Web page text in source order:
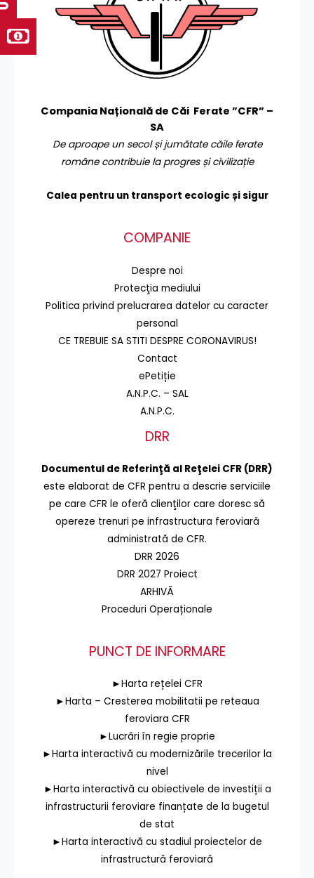
Compania Națională de Căi Ferate ”CFR” –
SA
De aproape un secol și jumătate căile ferate
române contribuie la progres și civilizație
Calea pentru un transport ecologic și sigur
COMPANIE
Despre noi
Protecţia mediului
Politica privind prelucrarea datelor cu caracter
personal
CE TREBUIE SA STITI DESPRE CORONAVIRUS!
Contact
ePetiție
A.N.P.C. – SAL
A.N.P.C.
DRR
Documentul de Referinţă al Reţelei CFR (DRR)
este elaborat de CFR pentru a descrie serviciile
pe care CFR le oferă clienţilor care doresc să
opereze trenuri pe infrastructura feroviară
administrată de CFR.
DRR 2026
DRR 2027 Proiect
ARHIVĂ
Proceduri Operaționale
PUNCT DE INFORMARE
►Harta rețelei CFR
►Harta – Cresterea mobilitatii pe reteaua
feroviara CFR
►Lucrări în regie proprie
►Harta interactivă cu modernizările trecerilor la
nivel
►Harta interactivă cu obiectivele de investiții a
infrastructurii feroviare finanțate de la bugetul
de stat
►Harta interactivă cu stadiul proiectelor de
infrastructură feroviară